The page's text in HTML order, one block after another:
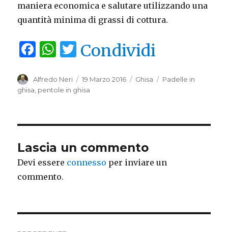
maniera economica e salutare utilizzando una
quantità minima di grassi di cottura.
F
c
e
o
o
k
W
at
s
p
p
T
it
te
Condividi
Autore
Alfredo Neri
Pubblicato
il
19 Marzo 2016 Categorie
Ghisa Tag
Padelle in
ghisa pentole in ghisa
Lascia un commento
Devi essere connesso per inviare un
commento.